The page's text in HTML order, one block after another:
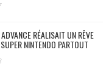
RÉALISAIT UN RÊVE
NINTENDO PARTOUT